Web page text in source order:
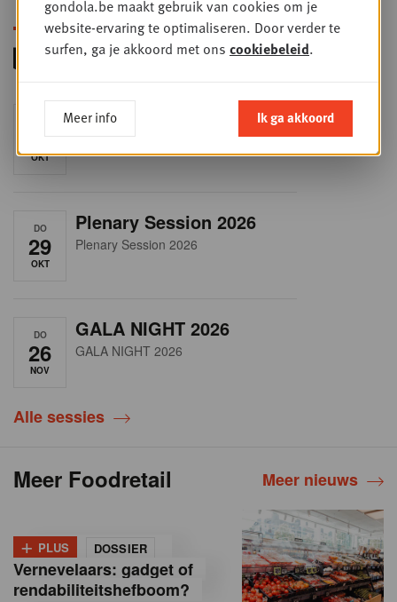
8
OKT
RET-TALK
CEO ONLY
DO
29
OKT
Plenary Session 2026
Plenary Session 2026
DO
26
NOV
GALA NIGHT 2026
GALA NIGHT 2026
Alle sessies
Meer Foodretail Meer nieuws
+ PLUS DOSSIER
Vernevelaars: gadget of
rendabiliteitshefboom?
gondola.be maakt gebruik van cookies om je
website-ervaring te optimaliseren. Door verder te
surfen, ga je akkoord met ons cookiebeleid.
Meer info Ik ga akkoord